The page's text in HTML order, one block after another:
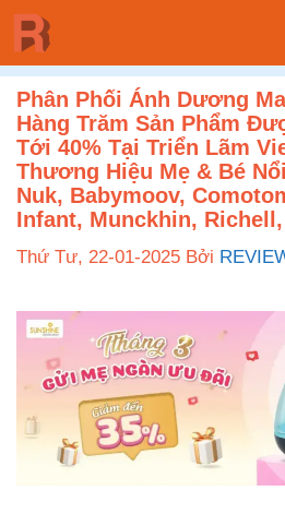
Chuyển
đến
nội
dungPhân Phối Ánh Dương
Hàng Trăm Sản Phẩm
Tới 40% Tại Triển Lãm
Thương Hiệu Mẹ & Bé
Nuk, Babymoov,
Infant, Munckhin,
Thứ Tư, 22-01-2025 Bởi